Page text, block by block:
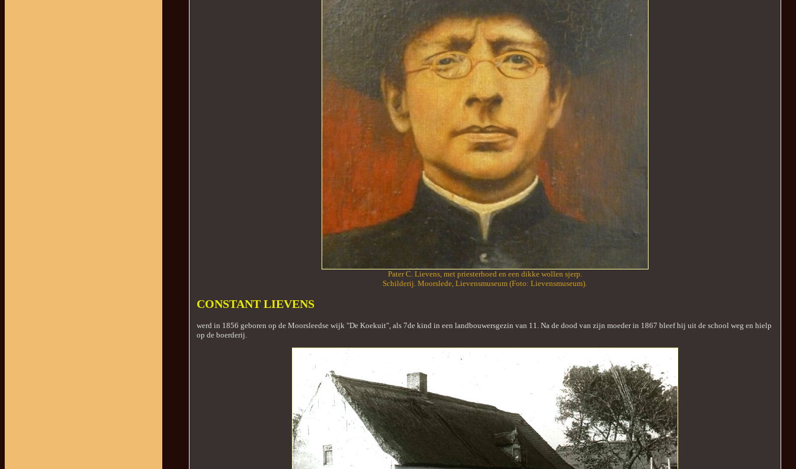
Pater C. Lievens, met priesterhoed en een dikke wollen sjerp.
Schilderij. Moorslede, Lievensmuseum (Foto: Lievensmuseum).
CONSTANT LIEVENS
werd in 1856 geboren op de Moorsleedse wijk "De Koekuit", als 7de kind in een landbouwersgezin van 11. Na de dood van zijn moeder in 1867 bleef hij uit de school weg en hielp
op de boerderij.